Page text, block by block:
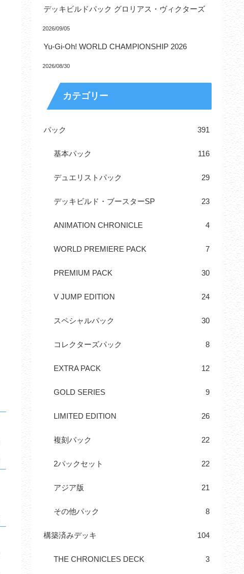
デッキビルドパック グロリアス・ヴィクターズ
2026/09/05
Yu-Gi-Oh! WORLD CHAMPIONSHIP 2026
2026/08/30
カテゴリー
パック 391
基本パック 116
デュエリストパック 29
デッキビルド・ブースターSP 23
ANIMATION CHRONICLE 4
WORLD PREMIERE PACK 7
PREMIUM PACK 30
V JUMP EDITION 24
スペシャルパック 30
コレクターズパック 8
EXTRA PACK 12
GOLD SERIES 9
LIMITED EDITION 26
複刻パック 22
2パックセット 22
アジア版 21
その他パック 8
構築済みデッキ 104
THE CHRONICLES DECK 3